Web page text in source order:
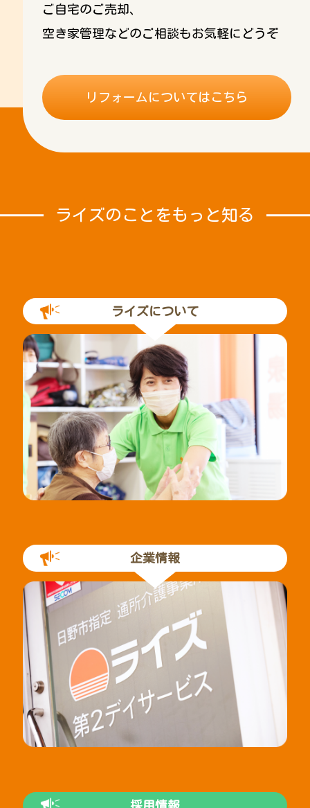
ご自宅のご売却、
空き家管理などのご相談もお気軽にどうぞ
リフォームについてはこちら
ライズのことをもっと知る
ライズについて
企業情報
採用情報